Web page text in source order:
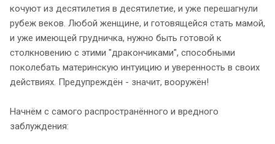
кочуют из десятилетия в десятилетие, и уже перешагнули
рубеж веков. Любой женщине, и готовящейся стать мамой,
и уже имеющей грудничка, нужно быть готовой к
столкновению с этими "дракончиками", способными
поколебать материнскую интуицию и уверенность в своих
действиях. Предупреждён - значит, вооружён!
Начнём с самого распространённого и вредного
заблуждения: